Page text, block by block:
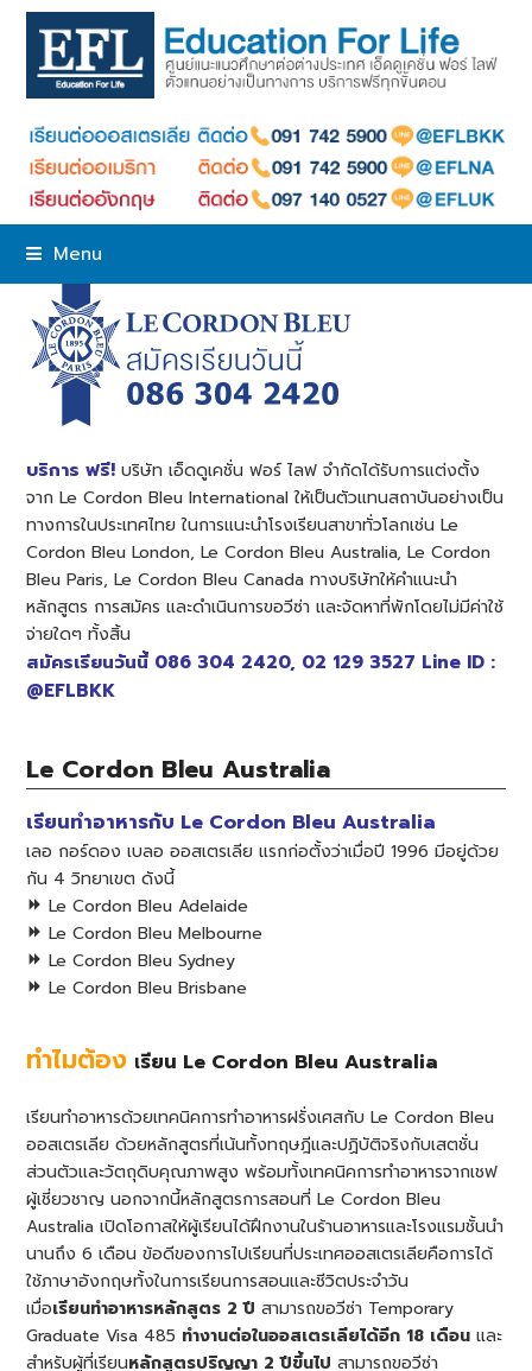
Menu
บริการ ฟรี! บริษัท เอ็ดดูเคชั่น ฟอร์ ไลฟ จำกัดได้รับการแต่งตั้ง
จาก Le Cordon Bleu International ให้เป็นตัวแทนสถาบันอย่างเป็น
ทางการในประเทศไทย ในการแนะนำโรงเรียนสาขาทั่วโลกเช่น Le
Cordon Bleu London, Le Cordon Bleu Australia, Le Cordon
Bleu Paris, Le Cordon Bleu Canada ทางบริษัทให้คำแนะนำ
หลักสูตร การสมัคร และดำเนินการขอวีซ่า และจัดหาที่พักโดยไม่มีค่าใช้
จ่ายใดๆ ทั้งสิ้น
สมัครเรียนวันนี้ 086 304 2420, 02 129 3527 Line ID :
@EFLBKK
Le Cordon Bleu Australia
เรียนทำอาหารกับ Le Cordon Bleu Australia
เลอ กอร์ดอง เบลอ ออสเตรเลีย แรกก่อตั้งว่าเมื่อปี 1996 มีอยู่ด้วย
กัน 4 วิทยาเขต ดังนี้
Le Cordon Bleu Adelaide
Le Cordon Bleu Melbourne
Le Cordon Bleu Sydney
Le Cordon Bleu Brisbane
ทำไมต้อง เรียน Le Cordon Bleu Australia
เรียนทำอาหารด้วยเทคนิคการทำอาหารฝรั่งเศสกับ Le Cordon Bleu
ออสเตรเลีย ด้วยหลักสูตรที่เน้นทั้งทฤษฎีและปฏิบัติจริงกับเสตชั่น
ส่วนตัวและวัตถุดิบคุณภาพสูง พร้อมทั้งเทคนิคการทำอาหารจากเชฟ
ผู้เชี่ยวชาญ นอกจากนี้หลักสูตรการสอนที่ Le Cordon Bleu
Australia เปิดโอกาสให้ผู้เรียนได้ฝึกงานในร้านอาหารและโรงแรมชั้นนำ
นานถึง 6 เดือน ข้อดีของการไปเรียนที่ประเทศออสเตรเลียคือการได้
ใช้ภาษาอังกฤษทั้งในการเรียนการสอนและชีวิตประจำวัน
เมื่อเรียนทำอาหารหลักสูตร 2 ปีสามารถขอวีซ่า Temporary
Graduate Visa 485 ทำงานต่อในออสเตรเลียได้อีก 18 เดือนและ
สำหรับผู้ที่เรียนหลักสูตรปริญญา 2 ปีขึ้นไป สามารถขอวีซ่า